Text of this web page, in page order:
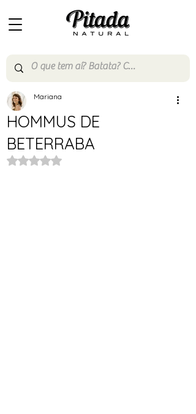
HOMMUS DE
BETERRABA
Mariana
Avaliado com NaN de 5 estrelas.